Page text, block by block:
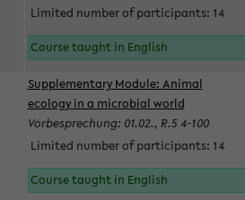
Limited number of participants: 14
Course taught in English
Supplementary Module: Animal
ecology in a microbial world
Vorbesprechung: 01.02., R.5 4-100
Limited number of participants: 14
Course taught in English